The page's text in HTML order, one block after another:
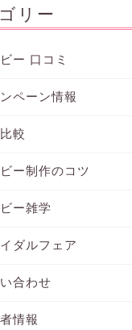
リー
ー 口コミ
ペーン情報
較
ー制作のコツ
ー雑学
ダルフェア
合わせ
情報